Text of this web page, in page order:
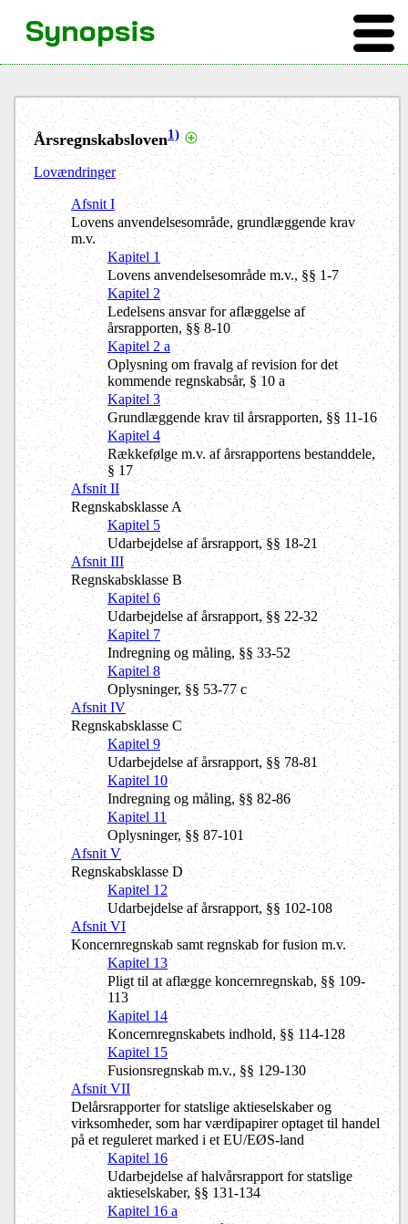
Årsregnskabsloven1)
Lovændringer
Afsnit I
Lovens anvendelsesområde, grundlæggende krav
m.v.
Kapitel 1
Lovens anvendelsesområde m.v., §§ 1-7
Kapitel 2
Ledelsens ansvar for aflæggelse af
årsrapporten, §§ 8-10
Kapitel 2 a
Oplysning om fravalg af revision for det
kommende regnskabsår, § 10 a
Kapitel 3
Grundlæggende krav til årsrapporten, §§ 11-16
Kapitel 4
Rækkefølge m.v. af årsrapportens bestanddele,
§ 17
Afsnit II
Regnskabsklasse A
Kapitel 5
Udarbejdelse af årsrapport, §§ 18-21
Afsnit III
Regnskabsklasse B
Kapitel 6
Udarbejdelse af årsrapport, §§ 22-32
Kapitel 7
Indregning og måling, §§ 33-52
Kapitel 8
Oplysninger, §§ 53-77 c
Afsnit IV
Regnskabsklasse C
Kapitel 9
Udarbejdelse af årsrapport, §§ 78-81
Kapitel 10
Indregning og måling, §§ 82-86
Kapitel 11
Oplysninger, §§ 87-101
Afsnit V
Regnskabsklasse D
Kapitel 12
Udarbejdelse af årsrapport, §§ 102-108
Afsnit VI
Koncernregnskab samt regnskab for fusion m.v.
Kapitel 13
Pligt til at aflægge koncernregnskab, §§ 109-
113
Kapitel 14
Koncernregnskabets indhold, §§ 114-128
Kapitel 15
Fusionsregnskab m.v., §§ 129-130
Afsnit VII
Delårsrapporter for statslige aktieselskaber og
virksomheder, som har værdipapirer optaget til handel
på et reguleret marked i et EU/EØS-land
Kapitel 16
Udarbejdelse af halvårsrapport for statslige
aktieselskaber, §§ 131-134
Kapitel 16 a
Synopsis